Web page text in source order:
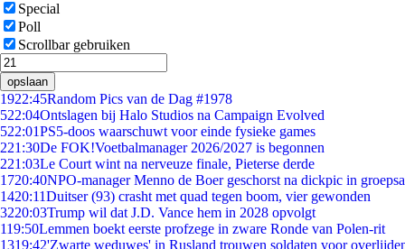
Special
Poll
Scrollbar gebruiken
opslaan
1922:45Random Pics van de Dag #1978
522:04Ontslagen bij Halo Studios na Campaign Evolved
522:01PS5-doos waarschuwt voor einde fysieke games
221:30De FOK!Voetbalmanager 2026/2027 is begonnen
221:03Le Court wint na nerveuze finale, Pieterse derde
1720:40NPO-manager Menno de Boer geschorst na dickpic in
1420:11Duitser (93) crasht met quad tegen boom, vier gewonden
3220:03Trump wil dat J.D. Vance hem in 2028 opvolgt
119:50Lemmen boekt eerste profzege in zware Ronde van Polen-rit
1319:42'Zwarte weduwes' in Rusland trouwen soldaten voor